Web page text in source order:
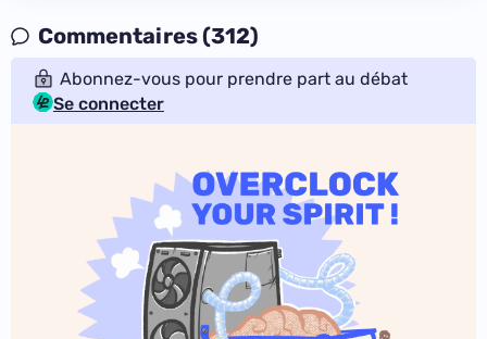
Commentaires (312)
Abonnez-vous pour prendre part au débat
Se connecter